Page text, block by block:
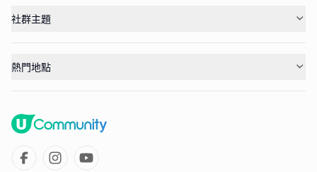
社群主題
熱門地點